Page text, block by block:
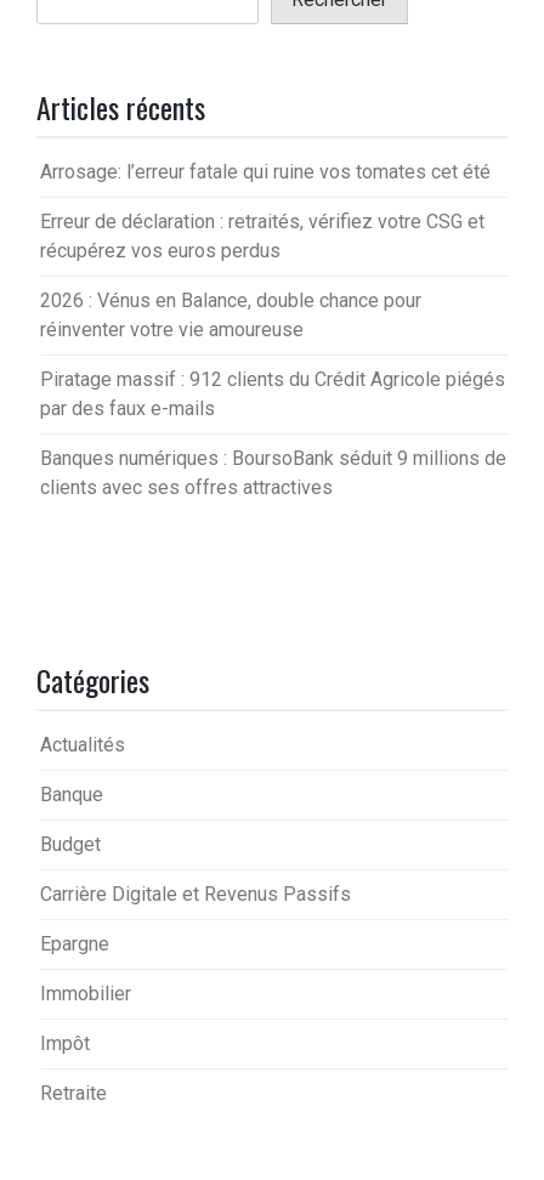
Articles récents
Arrosage: l’erreur fatale qui ruine vos tomates cet été
Erreur de déclaration : retraités, vérifiez votre CSG et
récupérez vos euros perdus
2026 : Vénus en Balance, double chance pour
réinventer votre vie amoureuse
Piratage massif : 912 clients du Crédit Agricole piégés
par des faux e-mails
Banques numériques : BoursoBank séduit 9 millions de
clients avec ses offres attractives
Catégories
Actualités
Banque
Budget
Carrière Digitale et Revenus Passifs
Epargne
Immobilier
Impôt
Retraite